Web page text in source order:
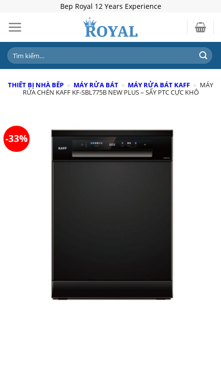
content
Bep Royal 12 Years Experience
Tìm
kiếm:
THIẾT BỊ NHÀ BẾP » MÁY RỬA BÁT » MÁY RỬA BÁT KAFF » MÁY
RỬA CHÉN KAFF KF-SBL775B NEW PLUS – SẤY PTC CỰC KHÔ
-33%